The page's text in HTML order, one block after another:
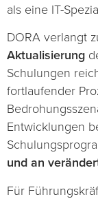
als eine IT-
DORA verlangt
Aktualisierung
Schulungen
fortlaufender
Entwicklungen
und an
Für